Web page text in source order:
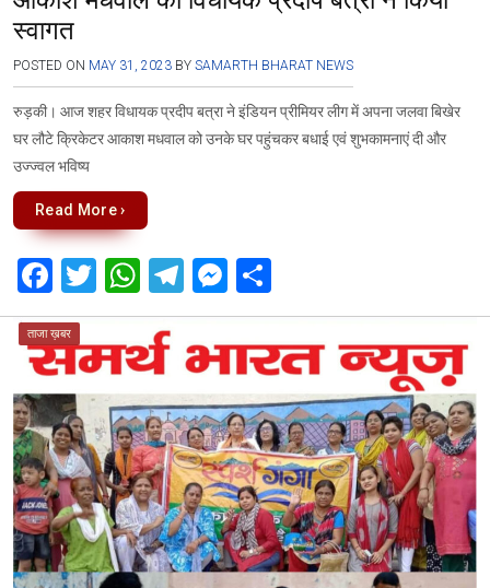
स्वागत
POSTED ON MAY 31, 2023 BY SAMARTH BHARAT NEWS
रुड़की। आज शहर विधायक प्रदीप बत्रा ने इंडियन प्रीमियर लीग में अपना जलवा बिखेर
घर लौटे क्रिकेटर आकाश मधवाल को उनके घर पहुंचकर बधाई एवं शुभकामनाएं दी और
उज्ज्वल भविष्य
Read More ›
F
a
ce
b
o
o
k
T
wi
tt
er
W
h
at
s
A
p
p
T
el
e
gr
a
m
M
es
se
n
g
er
h
ar
e
ताजा ख़बर